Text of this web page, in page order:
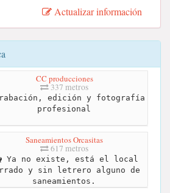
Actualizar información
CC producciones
337 metros
edición y fotografía
profesional
Saneamientos Orcasitas
617 metros
Ya no existe, está el local
y sin letrero alguno de
saneamientos.